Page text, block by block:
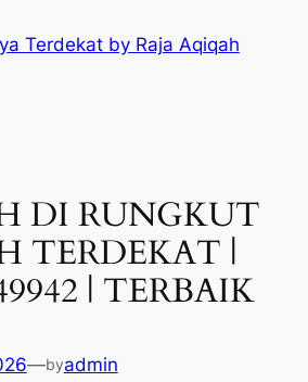
Terdekat by Raja Aqiqah
DI RUNGKUT
TERDEKAT |
| TERBAIK
—byadmin